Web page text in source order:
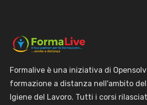
Formalive è una iniziativa di
formazione a distanza nell'ambito
Igiene del Lavoro. Tutti i corsi